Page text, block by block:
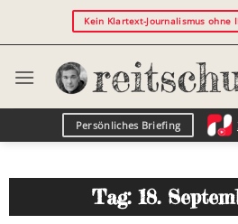
Kein Klartext-Journalismus ohne
Persönliches Briefing
Tag: 18.